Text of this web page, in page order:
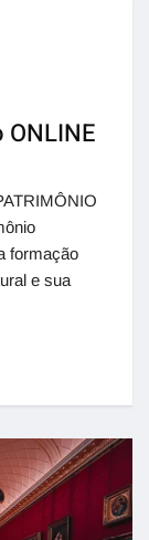
formação
e sua